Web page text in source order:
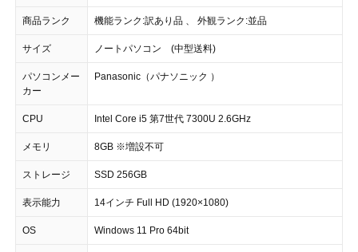
商品ランク 機能ランク:訳あり品 、 外観ランク:並品
サイズ ノートパソコン (中型送料)
パソコンメー
カー
Panasonic（パナソニック ）
CPU Intel Core i5 第7世代 7300U 2.6GHz
メモリ 8GB ※増設不可
ストレージ SSD 256GB
表示能力 14インチ Full HD (1920×1080)
OS Windows 11 Pro 64bit